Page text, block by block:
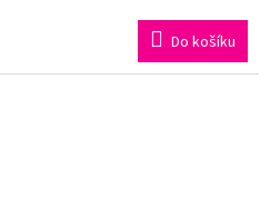
Do košíku